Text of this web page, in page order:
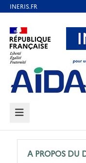
contenu
principal
Aller au contenu
Aller au pied de
MENU
A PROPOS DU